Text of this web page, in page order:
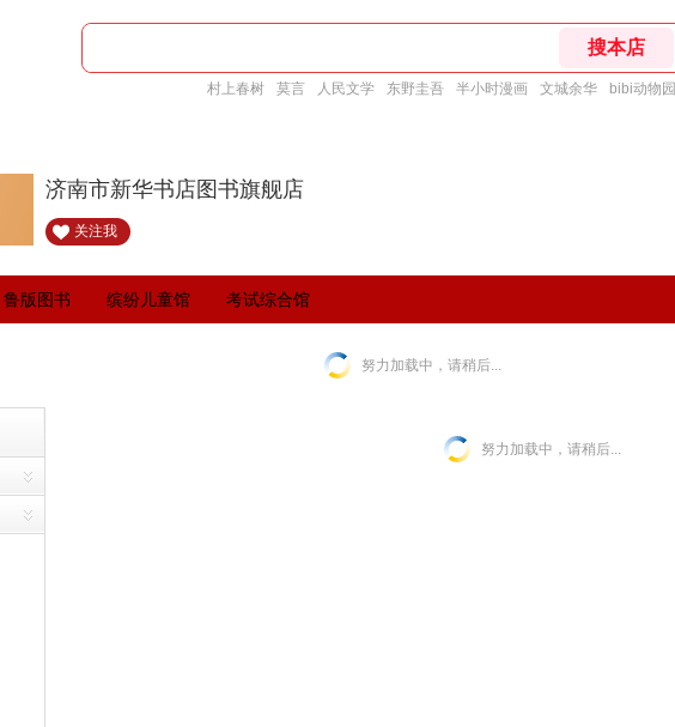
村上春树 莫言 人民文学 东野圭吾 半小时漫画 文城余华 bibi动物园
济南市新华书店图书旗舰店
关注我
鲁版图书 缤纷儿童馆 考试综合馆
努力加载中，请稍后...
努力加载中，请稍后...